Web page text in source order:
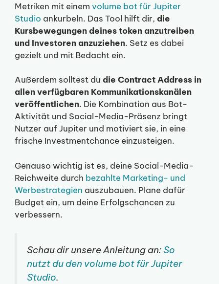
Metriken mit einem volume bot für Jupiter
Studio ankurbeln. Das Tool hilft dir, die
Kursbewegungen deines token anzutreiben
und Investoren anzuziehen. Setz es dabei
gezielt und mit Bedacht ein.
Außerdem solltest du die Contract Address in
allen verfügbaren Kommunikationskanälen
veröffentlichen. Die Kombination aus Bot-
Aktivität und Social-Media-Präsenz bringt
Nutzer auf Jupiter und motiviert sie, in eine
frische Investmentchance einzusteigen.
Genauso wichtig ist es, deine Social-Media-
Reichweite durch bezahlte Marketing- und
Werbestrategien auszubauen. Plane dafür
Budget ein, um deine Erfolgschancen zu
verbessern.
Schau dir unsere Anleitung an:So
nutzt du den volume bot für Jupiter
Studio.